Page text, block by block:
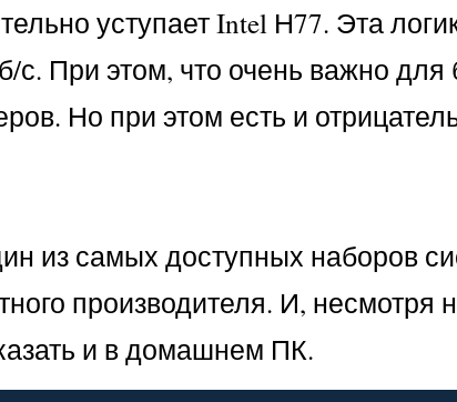
уступает Intel Н77. Эта
с. При этом, что очень важно
Но при этом есть и
из самых доступных наборов
производителя. И, несмотря
и в домашнем ПК.